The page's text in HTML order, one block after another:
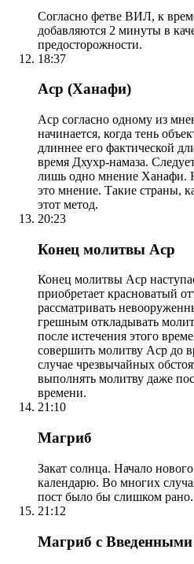
Согласно фетве ВИЛ, к
добавляются 2 минуты в
предосторожности.
18:37
Аср (Ханафи)
Аср согласно одному из
начинается, когда тень
длиннее его фактической
время Дхухр-намаза.
лишь одно мнение Ханафи.
это мнение. Такие страны,
этот метод.
20:23
Конец молитвы Аср
Конец молитвы Аср
приобретает красноватый
рассматривать
грешным откладывать
после истечения этого
совершить молитву Аср до
случае чрезвычайных
выполнять молитву даже
времени.
21:10
Магриб
Закат солнца. Начало
календарю. Во многих
пост было бы слишком рано.
21:12
Магриб с